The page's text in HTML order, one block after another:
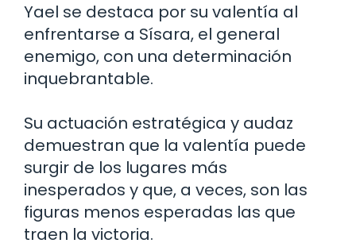
Yael se destaca por su valentía al
enfrentarse a Sísara, el general
enemigo, con una determinación
inquebrantable.
Su actuación estratégica y audaz
demuestran que la valentía puede
surgir de los lugares más
inesperados y que, a veces, son las
figuras menos esperadas las que
traen la victoria.